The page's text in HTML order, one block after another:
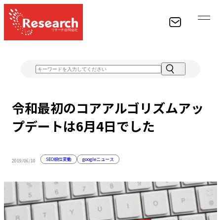
ものをコンサルティングし、結果をお約束します。
CONTACT
令和最初のコアアルゴリズムアッ
プデートは6月4日でした
2019/06/10 SEO順位変動 googleニュース